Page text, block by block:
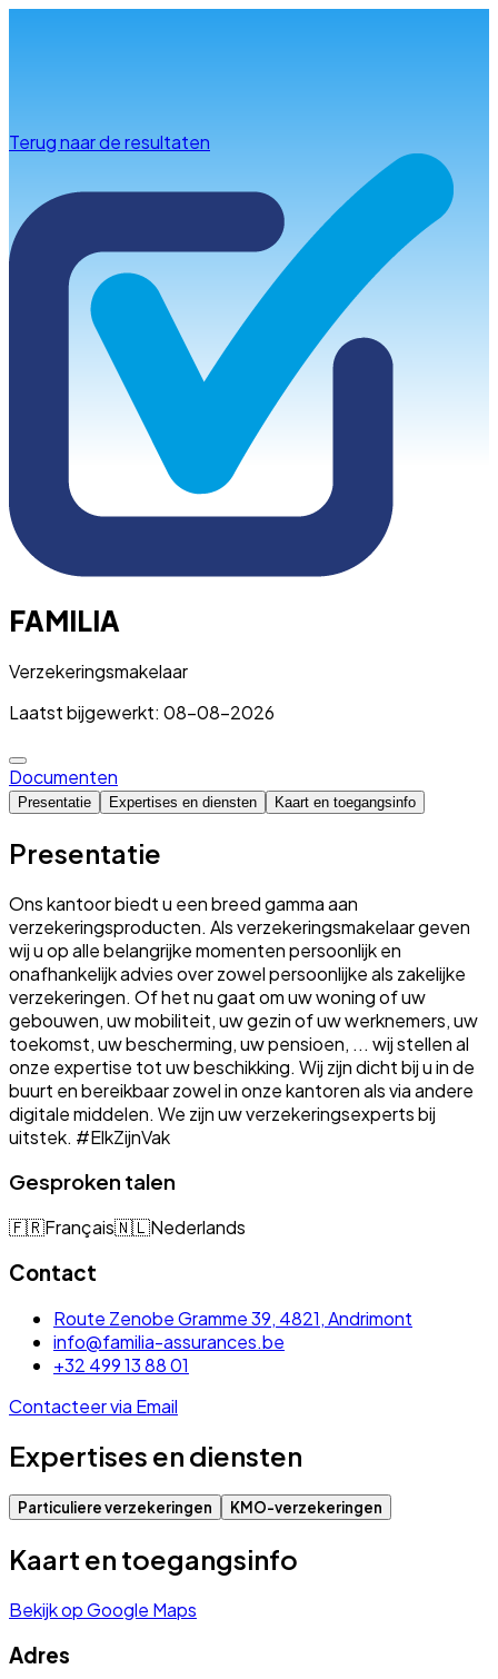
Terug naar de resultaten
FAMILIA
Verzekeringsmakelaar
Laatst bijgewerkt: 08-08-2026
Documenten
Presentatie Expertises en diensten Kaart en toegangsinfo
Presentatie
Ons kantoor biedt u een breed gamma aan
verzekeringsproducten. Als verzekeringsmakelaar geven
wij u op alle belangrijke momenten persoonlijk en
onafhankelijk advies over zowel persoonlijke als zakelijke
verzekeringen. Of het nu gaat om uw woning of uw
gebouwen, uw mobiliteit, uw gezin of uw werknemers, uw
toekomst, uw bescherming, uw pensioen, ... wij stellen al
onze expertise tot uw beschikking. Wij zijn dicht bij u in de
buurt en bereikbaar zowel in onze kantoren als via andere
digitale middelen. We zijn uw verzekeringsexperts bij
uitstek. #ElkZijnVak
Gesproken talen
🇫🇷Français🇳🇱Nederlands
Contact
Route Zenobe Gramme 39, 4821, Andrimont
info@familia-assurances.be
+32 499 13 88 01
Contacteer via Email
Expertises en diensten
Particuliere verzekeringen KMO-verzekeringen
Kaart en toegangsinfo
Bekijk op Google Maps
Adres